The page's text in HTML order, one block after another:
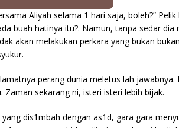
Aliyah selama 1 hari saja, boleh?”
buah hatinya itu?. Namun, tanpa sedar dia
akan melakukan perkara yang bukan
perang dunia meletus lah jawabnya.
Zaman sekarang ni, isteri isteri lebih bijak.
dis1mbah dengan as1d, gara gara